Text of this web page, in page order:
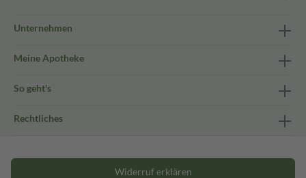
Unternehmen
Meine Apotheke
So geht's
Rechtliches
Widerruf erklären